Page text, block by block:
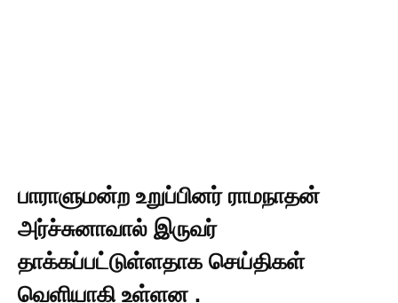
பாராளுமன்ற உறுப்பினர் ராமநாதன்
அர்ச்சுனாவால் இருவர்
தாக்கப்பட்டுள்ளதாக செய்திகள்
வெளியாகி உள்ளன .